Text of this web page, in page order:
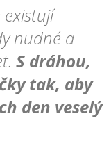
existují
nudné a
S dráhou,
tak, aby
den veselý